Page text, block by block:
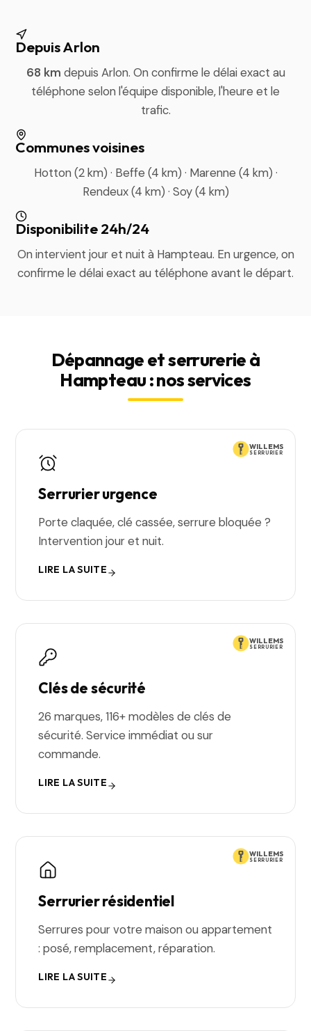
Depuis Arlon
68 km depuis Arlon. On confirme le délai exact au
téléphone selon l'équipe disponible, l'heure et le
trafic.
Communes voisines
Hotton (2 km) · Beffe (4 km) · Marenne (4 km) ·
Rendeux (4 km) · Soy (4 km)
Disponibilite 24h/24
On intervient jour et nuit à Hampteau. En urgence, on
confirme le délai exact au téléphone avant le départ.
Dépannage et serrurerie à
Hampteau : nos services
WILLEMS
SERRURIER
Serrurier urgence
Porte claquée, clé cassée, serrure bloquée ?
Intervention jour et nuit.
LIRE LA SUITE
WILLEMS
SERRURIER
Clés de sécurité
26 marques, 116+ modèles de clés de
sécurité. Service immédiat ou sur
commande.
LIRE LA SUITE
WILLEMS
SERRURIER
Serrurier résidentiel
Serrures pour votre maison ou appartement
: posé, remplacement, réparation.
LIRE LA SUITE